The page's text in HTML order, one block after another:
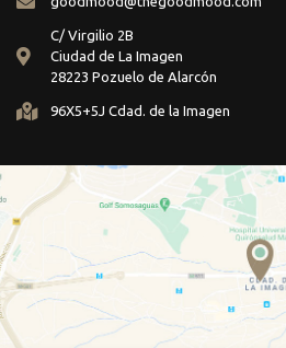
C/ Virgilio 2B
Ciudad de La Imagen
28223 Pozuelo de Alarcón
96X5+5J Cdad. de la Imagen